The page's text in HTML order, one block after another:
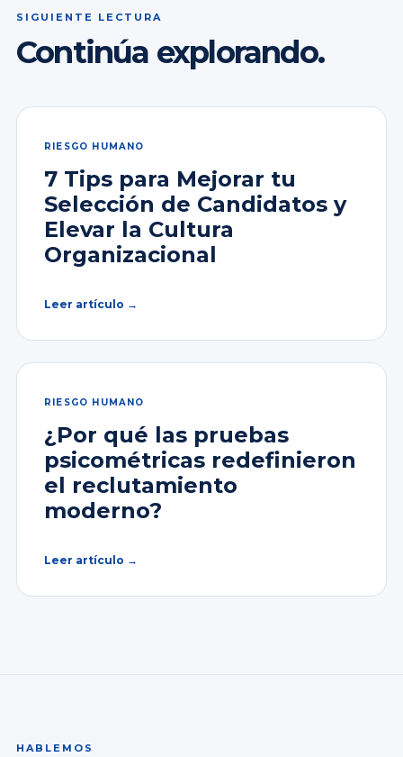
SIGUIENTE LECTURA
Continúa explorando.
RIESGO HUMANO
7 Tips para Mejorar tu
Selección de Candidatos y
Elevar la Cultura
Organizacional
Leer artículo →
RIESGO HUMANO
¿Por qué las pruebas
psicométricas redefinieron
el reclutamiento
moderno?
Leer artículo →
HABLEMOS